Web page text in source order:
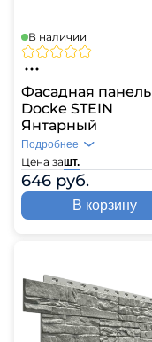
В наличии
Фасадная панель
Docke STEIN
Янтарный
Цена зашт.
646 руб.
Подробнее
В корзину